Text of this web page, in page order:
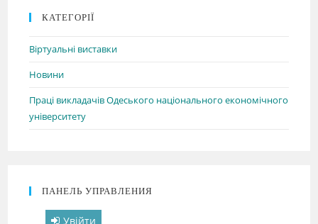
КАТЕГОРІЇ
Віртуальні виставки
Новини
Праці викладачів Одеського національного економічного
університету
ПАНЕЛЬ УПРАВЛЕНИЯ
Увійти